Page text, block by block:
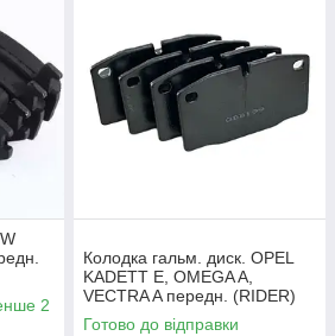
2
Колодка гальм. диск. OPEL
KADETT E, OMEGA A,
VECTRA A передн. (RIDER)
RD.3323.DB199
Готово до відправки